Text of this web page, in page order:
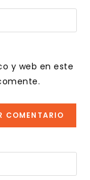
y web en este